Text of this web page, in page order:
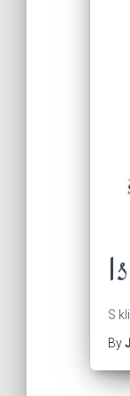
S
By